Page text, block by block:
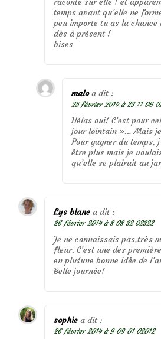
temps avant qu’elle ne
peu importe tu as la chance
dès à présent !
bises
malo a dit :
25 février 2014 à 23 11 06
Hélas oui! C’est pour
jour lointain »… Mais
Pour gagner du temps,
être plus mais je
qu’elle se plairait au
Lys blanc a dit :
26 février 2014 à 8 08 32 02322
Je ne connaissais pas,très
fleur. C’est une des
en pluśune bonne idėe de
Belle journėe!
sophie a dit :
26 février 2014 à 9 09 01 02012